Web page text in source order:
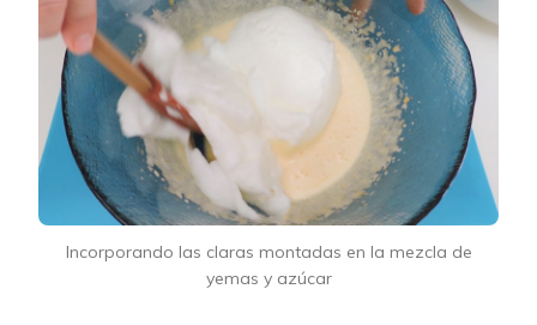
Incorporando las claras montadas en la mezcla de
yemas y azúcar